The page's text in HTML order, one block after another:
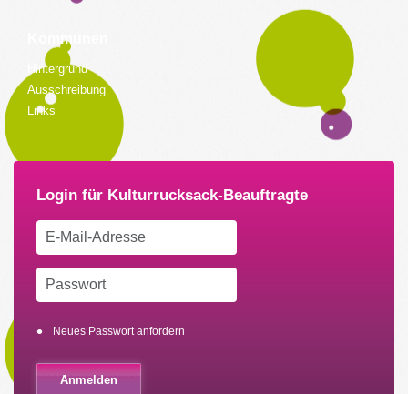
Kommunen
Hintergrund
Ausschreibung
Links
Neues Passwort anfordern